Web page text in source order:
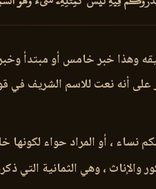
وهذا خبر خامس أو مبتدأ
أنه نعت للاسم الشريف في
، أو المراد حواء لكونها
، وهي الثمانية التي